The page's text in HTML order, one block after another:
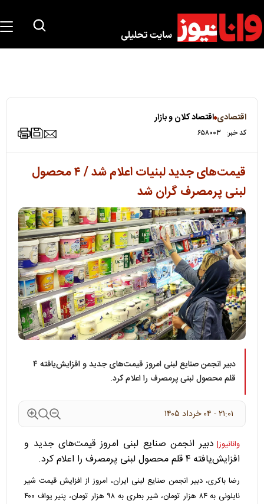
اقتصادی اقتصاد کلان و بازار
کد خبر: ۶۵۸۰۰۳
قیمت‌های جدید لبنیات اعلام شد / ۴ محصول
لبنی پرمصرف گران شد
دبیر انجمن صنایع لبنی امروز قیمت‌های جدید و افزایش‌یافته ۴
قلم محصول لبنی پرمصرف را اعلام کرد.
۲۱:۰۱ - ۰۴ خرداد ۱۴۰۵
وانانیوز| دبیر انجمن صنایع لبنی امروز قیمت‌های جدید و
افزایش‌یافته ۴ قلم محصول لبنی پرمصرف را اعلام کرد.
رضا باکری، دبیر انجمن صنایع لبنی ایران، امروز از افزایش قیمت شیر
نایلونی به ۸۴ هزار تومان، شیر بطری به ۹۸ هزار تومان، پنیر یو‌اف ۴۰۰